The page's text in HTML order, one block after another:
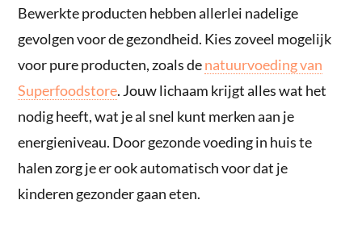
Bewerkte producten hebben allerlei nadelige
gevolgen voor de gezondheid. Kies zoveel mogelijk
voor pure producten, zoals denatuurvoeding van
Superfoodstore. Jouw lichaam krijgt alles wat het
nodig heeft, wat je al snel kunt merken aan je
energieniveau. Door gezonde voeding in huis te
halen zorg je er ook automatisch voor dat je
kinderen gezonder gaan eten.